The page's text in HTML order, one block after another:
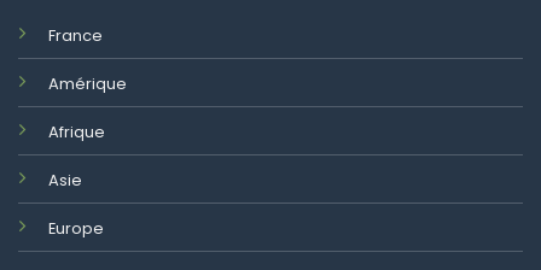
France
Amérique
Afrique
Asie
Europe